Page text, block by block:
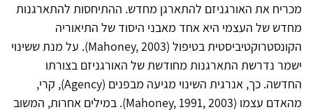
מכריח את האורגניזם להתארגן מחדש. ההתיחסות להתארגנות
מחדש של העצמי היא אחד מאבני היסוד של התיאוריה
הקונסטרוקטיביסטית בטיפול (Mahoney, 2003). על מנת ששינוי
ישמר נדרשת התארגנות מחודשת של האורגניזם בצורתו
החדשה. כך, אנרגית השינוי מגיעה מבפנים (Agency), קרי,
מהאדם עצמו (Mahoney, 1991, 2003). במילים אחרות, המשוב